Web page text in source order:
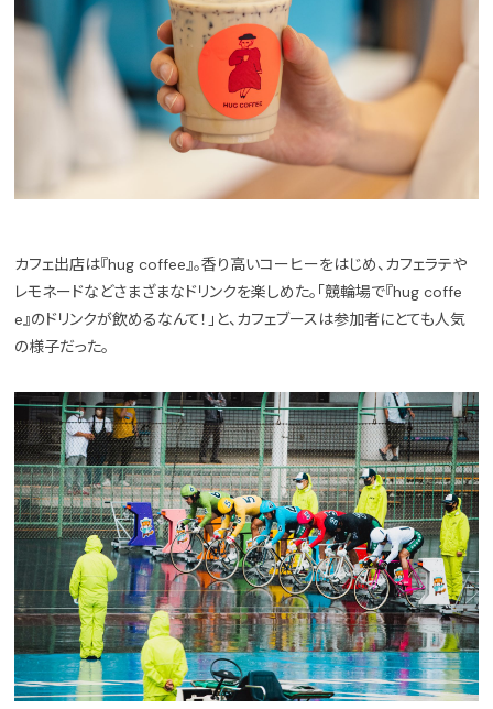
カフェ出店は『hug coffee』。香り高いコーヒーをはじめ、カフェラテや
レモネードなどさまざまなドリンクを楽しめた。「競輪場で『hug coffe
e』のドリンクが飲めるなんて！」と、カフェブースは参加者にとても人気
の様子だった。